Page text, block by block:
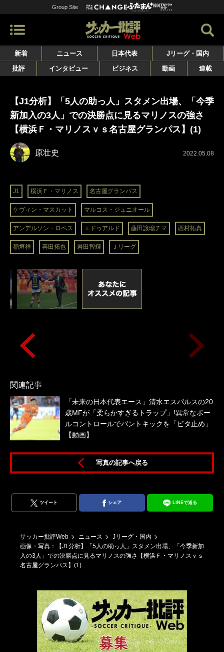
Group Site
新着 ニュース 日本代表
Jリーグ・国内
批評
インタビュー ビジネス 動画 連載
【J1分析】「5人の助っ人」スタメン出場、「今季
新加入の3人」での決勝点に見るマリノスの強さ
【横浜Ｆ・マリノスｖｓ名古屋グランパス】(1)
原壮史 2022.05.08
J1 横浜Ｆ・マリノス 名古屋グランパス
ケヴィン・マスカット マルコス・ジュニオール
アンデルソン・ロペス エドゥアルド 藤田譲瑠チマ 西村拓真
稲垣祥 喜田拓也 岩田智輝 Ｊリーグ
関連記事
「未来の日本代表エース」清水エスパルスの20
歳MFが「柔らかすぎるトラップ」!異常なボー
ルコントロールでパントキックを「ビタ止め」
【動画】
写真の記事へ戻る
ツイート シェア LINEで送る
サッカー批評Web ニュース
Jリーグ・国内
画像・写真：【J1分析】「5人の助っ人」スタメン出場、「今季新加
入の3人」での決勝点に見るマリノスの強さ【横浜Ｆ・マリノスｖｓ
名古屋グランパス】(1)